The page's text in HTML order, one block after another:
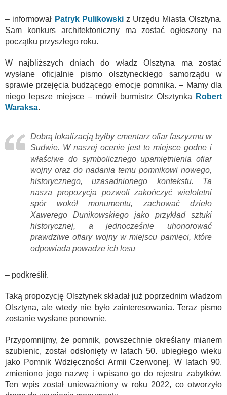
– informował Patryk Pulikowski z Urzędu Miasta Olsztyna.
Sam konkurs architektoniczny ma zostać ogłoszony na
początku przyszłego roku.
W najbliższych dniach do władz Olsztyna ma zostać
wysłane oficjalnie pismo olsztyneckiego samorządu w
sprawie przejęcia budzącego emocje pomnika. – Mamy dla
niego lepsze miejsce – mówił burmistrz Olsztynka
Robert
Waraksa.
Dobrą lokalizacją byłby cmentarz ofiar faszyzmu w
Sudwie. W naszej ocenie jest to miejsce godne i
właściwe do symbolicznego upamiętnienia ofiar
wojny oraz do nadania temu pomnikowi nowego,
historycznego, uzasadnionego kontekstu. Ta
nasza propozycja pozwoli zakończyć wieloletni
spór wokół monumentu, zachować dzieło
Xawerego Dunikowskiego jako przykład sztuki
historycznej, a jednocześnie uhonorować
prawdziwe ofiary wojny w miejscu pamięci, które
odpowiada powadze ich losu
– podkreślił.
Taką propozycję Olsztynek składał już poprzednim władzom
Olsztyna, ale wtedy nie było zainteresowania. Teraz pismo
zostanie wysłane ponownie.
Przypomnijmy, że pomnik, powszechnie określany mianem
szubienic, został odsłonięty w latach 50. ubiegłego wieku
jako Pomnik Wdzięczności Armii Czerwonej. W latach 90.
zmieniono jego nazwę i wpisano go do rejestru zabytków.
Ten wpis został unieważniony w roku 2022, co otworzyło